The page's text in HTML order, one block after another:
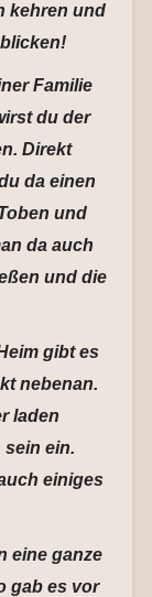
kehren und
Familie
du der
Direkt
da einen
und
da auch
und die
gibt es
nebenan.
laden
ein.
einiges
eine ganze
gab es vor